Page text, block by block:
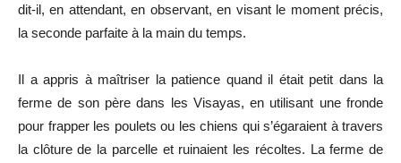
dit-il, en attendant, en observant, en visant le moment précis,
la seconde parfaite à la main du temps.
Il a appris à maîtriser la patience quand il était petit dans la
ferme de son père dans les Visayas, en utilisant une fronde
pour frapper les poulets ou les chiens qui s’égaraient à travers
la clôture de la parcelle et ruinaient les récoltes. La ferme de